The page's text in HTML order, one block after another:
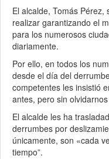
El alcalde, Tomás
realizar garantizando el
para los numerosos
diariamente.
Por ello, en todos los
desde el día del
competentes les insistió
antes, pero sin
El alcalde les ha
derrumbes por
únicamente, son «cada
tiempo”.